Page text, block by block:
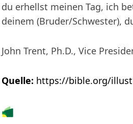
du erhellst meinen Tag, ich
deinem (Bruder/Schwester),
John Trent, Ph.D., Vice
Quelle: https://bible.org/